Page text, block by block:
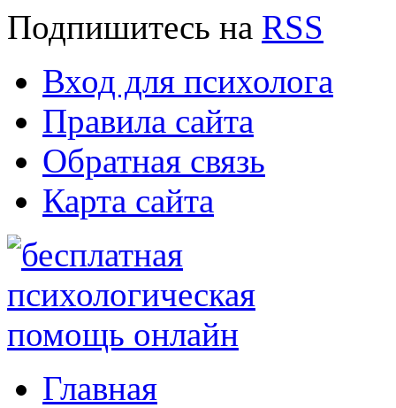
Подпишитесь на RSS
Вход для психолога
Правила сайта
Обратная связь
Карта сайта
Главная